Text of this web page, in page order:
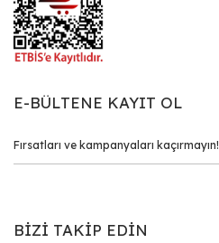
E-BÜLTENE KAYIT OL
BİZİ TAKİP EDİN